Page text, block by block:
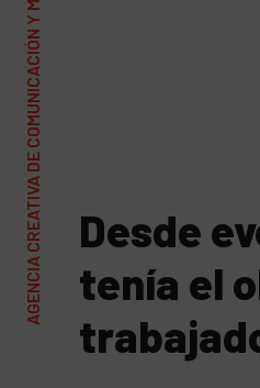
AGENCIA CREATIVA DE COMUNICACIÓN Y MARKETING
Desde
tenía el